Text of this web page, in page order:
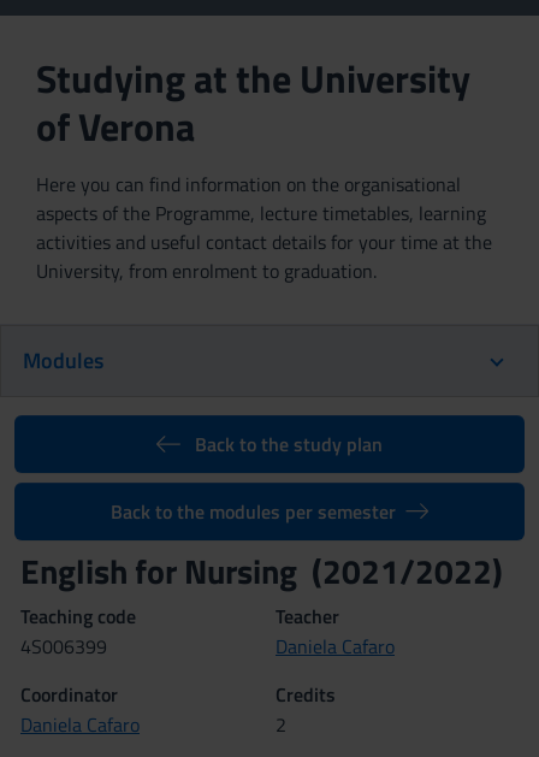
Studying at the University
of Verona
Here you can find information on the organisational
aspects of the Programme, lecture timetables, learning
activities and useful contact details for your time at the
University, from enrolment to graduation.
Modules
Back to the study plan
Back to the modules per semester
English for Nursing (2021/2022)
Teaching code
4S006399
Teacher
Daniela Cafaro
Coordinator
Daniela Cafaro
Credits
2